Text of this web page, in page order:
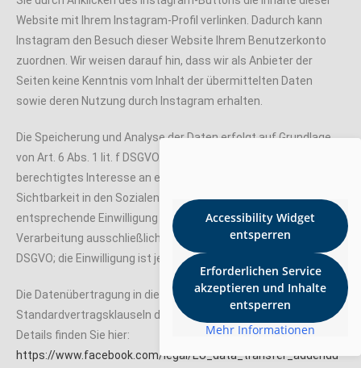
Website mit Ihrem Instagram-Profil verlinken. Dadurch kann
Instagram den Besuch dieser Website Ihrem Benutzerkonto
zuordnen. Wir weisen darauf hin, dass wir als Anbieter der
Seiten keine Kenntnis vom Inhalt der übermittelten Daten
sowie deren Nutzung durch Instagram erhalten.
Die Speicherung und Analyse der Daten erfolgt auf Grundlage
von Art. 6 Abs. 1 lit. f DSGVO. Der Websitebetreiber hat ein
berechtigtes Interesse an einer möglichst umfangreichen
Sichtbarkeit in den Sozialen Medien. Sofern eine
entsprechende Einwilligung abgefragt wurde, erfolgt die
Verarbeitung ausschließlich auf Grundlage von Art. 6 Abs. 1 lit. a
DSGVO; die Einwilligung ist jederzeit widerrufbar.
Die Datenübertragung in die USA wird auf die
Standardvertragsklauseln der EU-Kommission gestützt.
Details finden Sie hier:
https://www.facebook.com/legal/EU_data_transfer_addendu
Accessibility Widget
entsperren
Erforderlichen Service
akzeptieren und Inhalte
entsperren
Mehr Informationen